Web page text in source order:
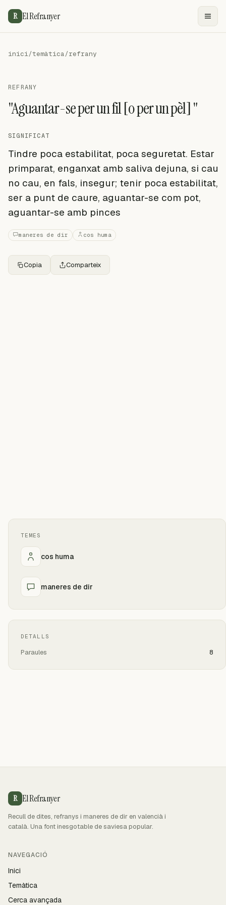
R El Refranyer
inici/temàtica/refrany
REFRANY
"Aguantar-se per un fil [o per un pèl] "
SIGNIFICAT
Tindre poca estabilitat, poca seguretat. Estar
primparat, enganxat amb saliva dejuna, si cau
no cau, en fals, insegur; tenir poca estabilitat,
ser a punt de caure, aguantar-se com pot,
aguantar-se amb pinces
maneres de dir cos huma
Copia Comparteix
TEMES
cos huma
maneres de dir
DETALLS
Paraules 8
R El Refranyer
Recull de dites, refranys i maneres de dir en valencià i
català. Una font inesgotable de saviesa popular.
NAVEGACIÓ
Inici
Temàtica
Cerca avançada